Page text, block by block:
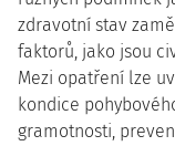
zdravotní stav
faktorů, jako jsou
Mezi opatření lze
kondice
gramotnosti,